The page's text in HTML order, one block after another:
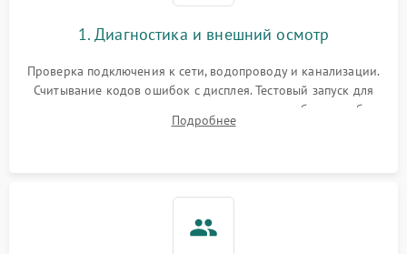
1. Диагностика и внешний осмотр
Проверка подключения к сети, водопроводу и канализации.
Считывание кодов ошибок с дисплея. Тестовый запуск для
выявления посторонних шумов, протечек или сбоев в работе
электронного модуля управления.
Подробнее